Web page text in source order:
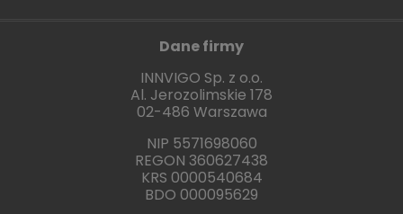
Dane firmy
INNVIGO Sp. z o.o.
Al. Jerozolimskie 178
02-486 Warszawa
NIP 5571698060
REGON 360627438
KRS 0000540684
BDO 000095629